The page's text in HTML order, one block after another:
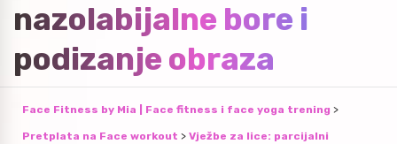
nazolabijalne bore i
podizanje obraza
Face Fitness by Mia | Face fitness i face yoga trening >
Pretplata na Face workout > Vježbe za lice: parcijalni